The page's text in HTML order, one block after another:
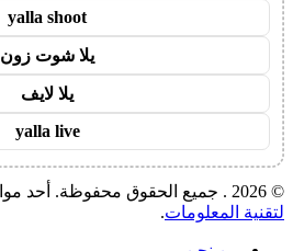
yalla shoot
يلا شوت زون
يلا لايف
yalla live
© 2026 . جميع الحقوق محفوظة. أحد مواقع،
لتقنية المعلومات.